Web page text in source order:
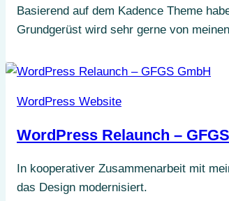
Basierend auf dem Kadence Theme
Grundgerüst wird sehr gerne von
WordPress Website
WordPress Relaunch –
In kooperativer Zusammenarbeit mit
das Design modernisiert.